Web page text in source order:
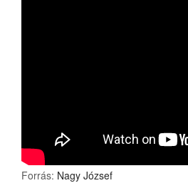
Forrás: Nagy József